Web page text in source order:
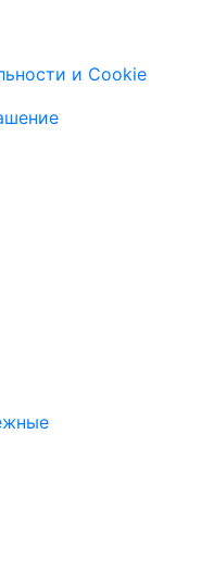
и Cookie